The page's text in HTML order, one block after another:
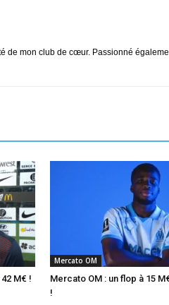
de mon club de cœur. Passionné
M€ !
Mercato OM
Mercato OM : un flop à 15
!